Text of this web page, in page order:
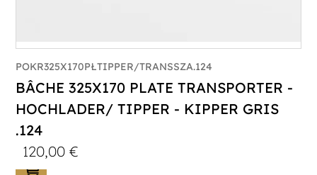
POKR325X170PŁTIPPER/TRANSSZA.124
BÂCHE 325X170 PLATE TRANSPORTER -
HOCHLADER/ TIPPER - KIPPER GRIS
.124
120,00€